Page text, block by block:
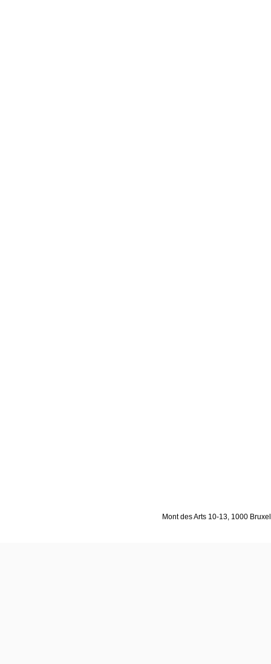
Mont des Arts 10-13, 1000